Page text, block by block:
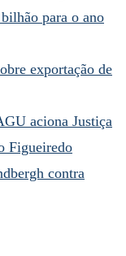
para o ano
exportação de
aciona Justiça
Figueiredo
contra